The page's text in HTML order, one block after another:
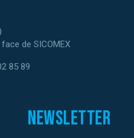
de SICOMEX
85 89
Newsletter